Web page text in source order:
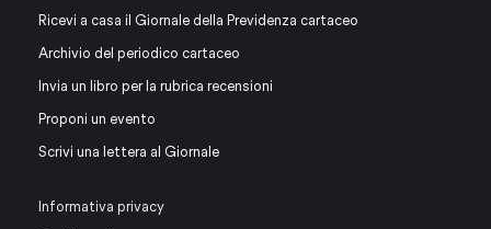
Ricevi a casa il Giornale della Previdenza cartaceo
Archivio del periodico cartaceo
Invia un libro per la rubrica recensioni
Proponi un evento
Scrivi una lettera al Giornale
Informativa privacy